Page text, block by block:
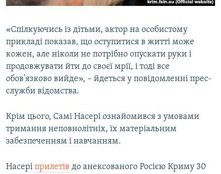
«Спілкуючись із дітьми, актор на особистому
прикладі показав, що оступитися в житті може
кожен, але ніколи не потрібно опускати руки і
продовжувати йти до своєї мрії, і тоді все
обов'язково вийде», – йдеться у повідомленні прес-
служби відомства.
Крім цього, Самі Насері ознайомився з умовами
тримання неповнолітніх, їх матеріальним
забезпеченням і навчанням.
Насері прилетів до анексованого Росією Криму 30